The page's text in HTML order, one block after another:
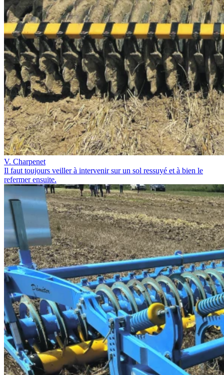
V. Charpenet
Il faut toujours veiller à intervenir sur un sol ressuyé et à bien le
refermer ensuite.